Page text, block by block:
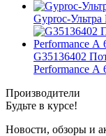
Gyproc-
G35136402
Performance А
Производители
Будьте в курсе!
Новости, обзоры и